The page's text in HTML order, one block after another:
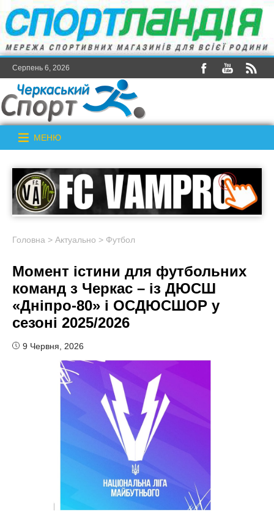
Серпень 6, 2026
МЕНЮ
Головна > Актуально > Футбол
Момент істини для футбольних
команд з Черкас – із ДЮСШ
«Дніпро-80» і ОСДЮСШОР у
сезоні 2025/2026
9 Червня, 2026